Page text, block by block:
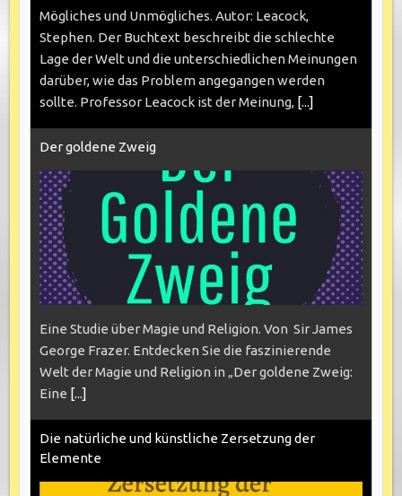
Mögliches und Unmögliches. Autor: Leacock,
Stephen. Der Buchtext beschreibt die schlechte
Lage der Welt und die unterschiedlichen Meinungen
darüber, wie das Problem angegangen werden
sollte. Professor Leacock ist der Meinung, [...]
Der goldene Zweig
Eine Studie über Magie und Religion. Von Sir James
George Frazer. Entdecken Sie die faszinierende
Welt der Magie und Religion in „Der goldene Zweig:
Eine [...]
Die natürliche und künstliche Zersetzung der
Elemente